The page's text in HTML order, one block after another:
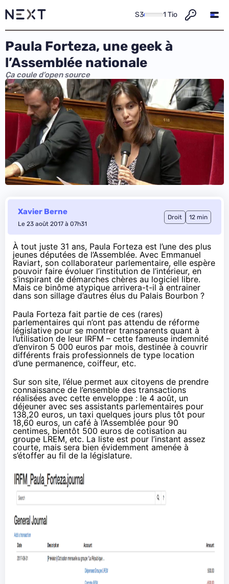
S3 1 Tio
Paula Forteza, une geek à
l’Assemblée nationale
Ça coule d’open source
Xavier Berne
Le 23 août 2017 à 07h31
Droit 12 min
À tout juste 31 ans, Paula Forteza est l’une des plus
jeunes députées de l’Assemblée. Avec Emmanuel
Raviart, son collaborateur parlementaire, elle espère
pouvoir faire évoluer l’institution de l’intérieur, en
s’inspirant de démarches chères au logiciel libre.
Mais ce binôme atypique arrivera-t-il à entrainer
dans son sillage d’autres élus du Palais Bourbon ?
Paula Forteza fait partie de ces (rares)
parlementaires qui n’ont pas attendu de réforme
législative pour se montrer transparents quant à
l’utilisation de leur IRFM – cette fameuse indemnité
d’environ 5 000 euros par mois, destinée à couvrir
différents frais professionnels de type location
d’une permanence, coiffeur, etc.
Sur son site, l’élue permet aux citoyens de prendre
connaissance de l’ensemble des transactions
réalisées avec cette enveloppe : le 4 août, un
déjeuner avec ses assistants parlementaires pour
138,20 euros, un taxi quelques jours plus tôt pour
18,60 euros, un café à l’Assemblée pour 90
centimes, bientôt 500 euros de cotisation au
groupe LREM, etc. La liste est pour l’instant assez
courte, mais sera bien évidemment amenée à
s’étoffer au fil de la législature.